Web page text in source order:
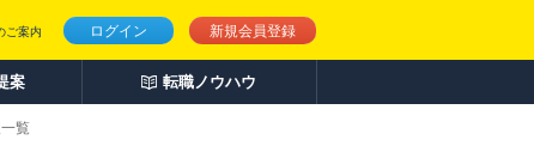
ログイン 新規会員登録
ご案内
案 転職ノウハウ
覧